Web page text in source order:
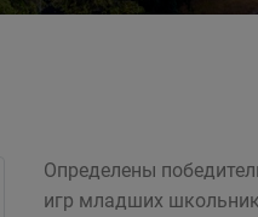
Определены
игр младших